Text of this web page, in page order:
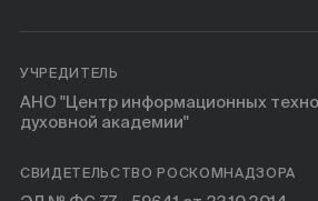
УЧРЕДИТЕЛЬ
АНО "Центр информационных
духовной академии"
СВИДЕТЕЛЬСТВО РОСКОМНАДЗОРА